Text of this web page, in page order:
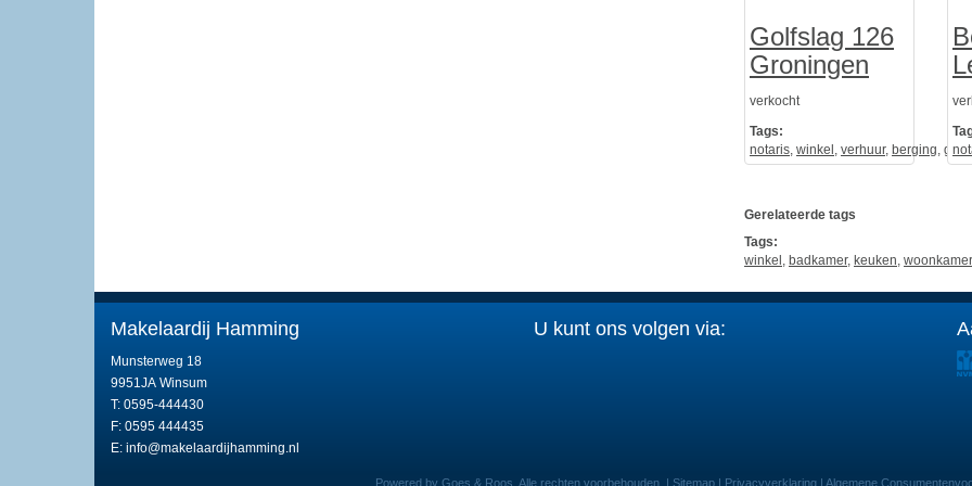
Golfslag 126
Groningen
verkocht
Tags:
notaris, winkel , verhuur, berging,
Gerelateerde tags
Tags:
winkel , badkamer, keuken, woonkamer
Makelaardij Hamming
Munsterweg 18
9951JA Winsum
T: 0595-444430
F: 0595 444435
E: info@makelaardijhamming.nl
U kunt ons volgen via:
Powered by Goes & Roos. Alle rechten voorbehouden. | Sitemap | Privacyverklaring | Algemene